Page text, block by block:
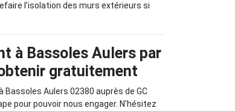
l’isolation des murs extérieurs si
à Bassoles Aulers par
gratuitement
Bassoles Aulers 02380 auprès de GC
pour pouvoir nous engager. N’hésitez